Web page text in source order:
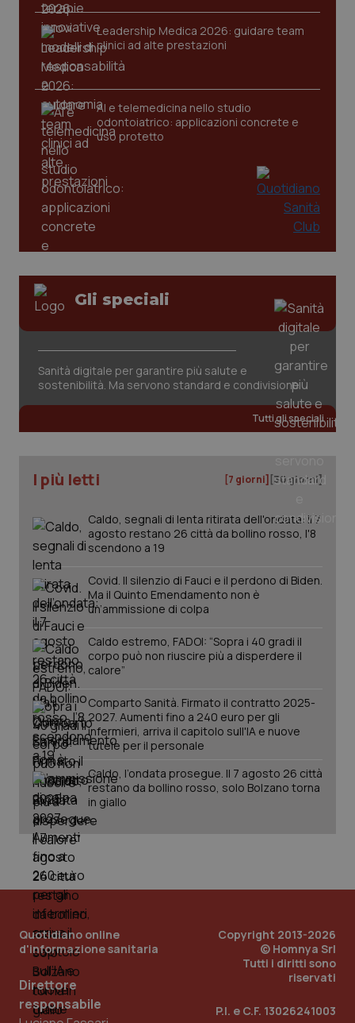
Leadership Medica 2026: guidare team
clinici ad alte prestazioni
AI e telemedicina nello studio
odontoiatrico: applicazioni concrete e
uso protetto
Gli speciali
Sanità digitale per garantire più salute e
sostenibilità. Ma servono standard e condivisione
Tutti gli speciali
I più letti [7 giorni] [30 giorni]
Caldo, segnali di lenta ritirata dell'ondata: il 7
agosto restano 26 città da bollino rosso, l'8
scendono a 19
Covid. Il silenzio di Fauci e il perdono di Biden.
Ma il Quinto Emendamento non è
un’ammissione di colpa
Caldo estremo, FADOI: “Sopra i 40 gradi il
corpo può non riuscire più a disperdere il
calore”
Comparto Sanità. Firmato il contratto 2025-
2027. Aumenti fino a 240 euro per gli
infermieri, arriva il capitolo sull'IA e nuove
tutele per il personale
Caldo, l’ondata prosegue. Il 7 agosto 26 città
restano da bollino rosso, solo Bolzano torna
in giallo
Quotidiano online
d'informazione sanitaria
Direttore
responsabile
Copyright 2013-2026
© Homnya Srl
Tutti i diritti sono
riservati
P.I. e C.F. 13026241003
CookieScriptConsent
CookieScript
www.quotidianosanita.it
tracking-sites-ironfish-
www.quotidianosanita.it
2
session-id
www.quotidianosanita.it
Google LLC
.quotidianosanita.it
1
mese
PHPSESSID